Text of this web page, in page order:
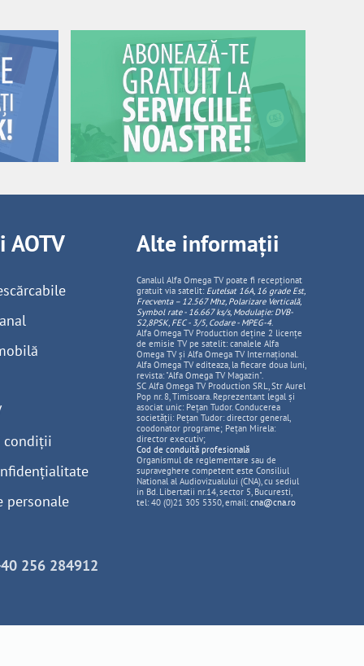
AOTV
condiții
personale
Alte informații
Canalul Alfa Omega TV poate fi recepționat
gratuit via satelit: Eutelsat 16A, 16 grade Est,
Frecventa – 12.567 Mhz, PolarizareVerticală,
Symbol rate - 16.667 ks/s, Modulație: DVB-
S2,8PSK, FEC - 3/5, Codare - MPEG-4.
Alfa Omega TV Production deține 2 licențe
de emisie TV pe satelit: canalele Alfa
Omega TV și Alfa Omega TV Internațional.
Alfa Omega TV editeaza, la fiecare doua luni,
revista: "Alfa Omega TV Magazin".
SC Alfa Omega TV Production SRL, Str Aurel
Pop nr. 8, Timisoara. Reprezentant legal și
asociat unic: Pețan Tudor. Conducerea
societății: Pețan Tudor: director general,
coodonator programe; Pețan Mirela:
director executiv;
Cod de conduită profesională
Organismul de reglementare sau de
supraveghere competent este Consiliul
National al Audiovizualului (CNA), cu sediul
in Bd. Libertatii nr.14, sector 5, Bucuresti,
tel: 40 (0)21 305 5350, email: cna@cna.ro
256 284912